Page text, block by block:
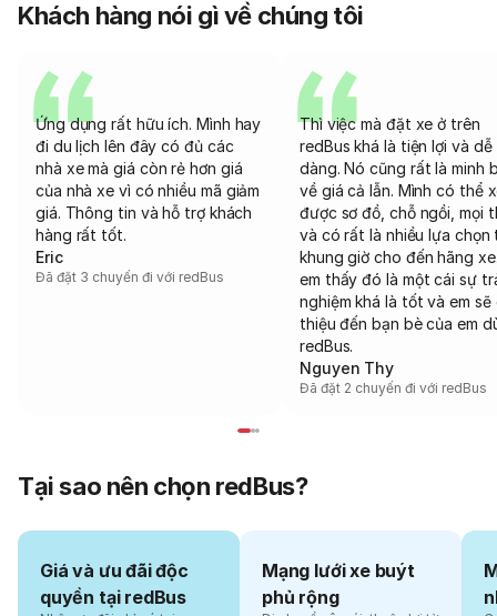
Khách hàng nói gì về chúng tôi
Ứng dụng rất hữu ích. Mình hay
đi du lịch lên đây có đủ các
nhà xe mà giá còn rẻ hơn giá
của nhà xe vì có nhiều mã giảm
giá. Thông tin và hỗ trợ khách
hàng rất tốt.
Eric
Đã đặt 3 chuyến đi với redBus
Thì việc mà đặt xe ở trên
redBus khá là tiện lợi và dễ
dàng. Nó cũng rất là minh
về giá cả lẫn. Mình có thể
được sơ đồ, chỗ ngồi, mọi
và có rất là nhiều lựa chọn
khung giờ cho đến hãng
em thấy đó là một cái sự
nghiệm khá là tốt và em sẽ
thiệu đến bạn bè của em
redBus.
Nguyen Thy
Đã đặt 2 chuyến đi với redBus
Tại sao nên chọn redBus?
Giá và ưu đãi độc
quyền tại redBus
Mạng lưới xe buýt
phủ rộng